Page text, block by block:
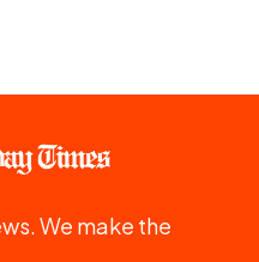
We make the